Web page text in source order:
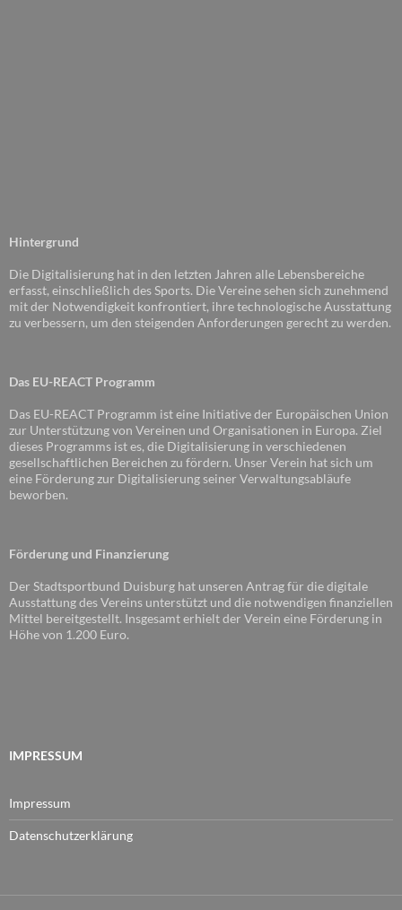
Hintergrund
Die Digitalisierung hat in den letzten Jahren alle Lebensbereiche
erfasst, einschließlich des Sports. Die Vereine sehen sich zunehmend
mit der Notwendigkeit konfrontiert, ihre technologische Ausstattung
zu verbessern, um den steigenden Anforderungen gerecht zu werden.
Das EU-REACT Programm
Das EU-REACT Programm ist eine Initiative der Europäischen Union
zur Unterstützung von Vereinen und Organisationen in Europa. Ziel
dieses Programms ist es, die Digitalisierung in verschiedenen
gesellschaftlichen Bereichen zu fördern. Unser Verein hat sich um
eine Förderung zur Digitalisierung seiner Verwaltungsabläufe
beworben.
Förderung und Finanzierung
Der Stadtsportbund Duisburg hat unseren Antrag für die digitale
Ausstattung des Vereins unterstützt und die notwendigen finanziellen
Mittel bereitgestellt. Insgesamt erhielt der Verein eine Förderung in
Höhe von 1.200 Euro.
IMPRESSUM
Impressum
Datenschutzerklärung